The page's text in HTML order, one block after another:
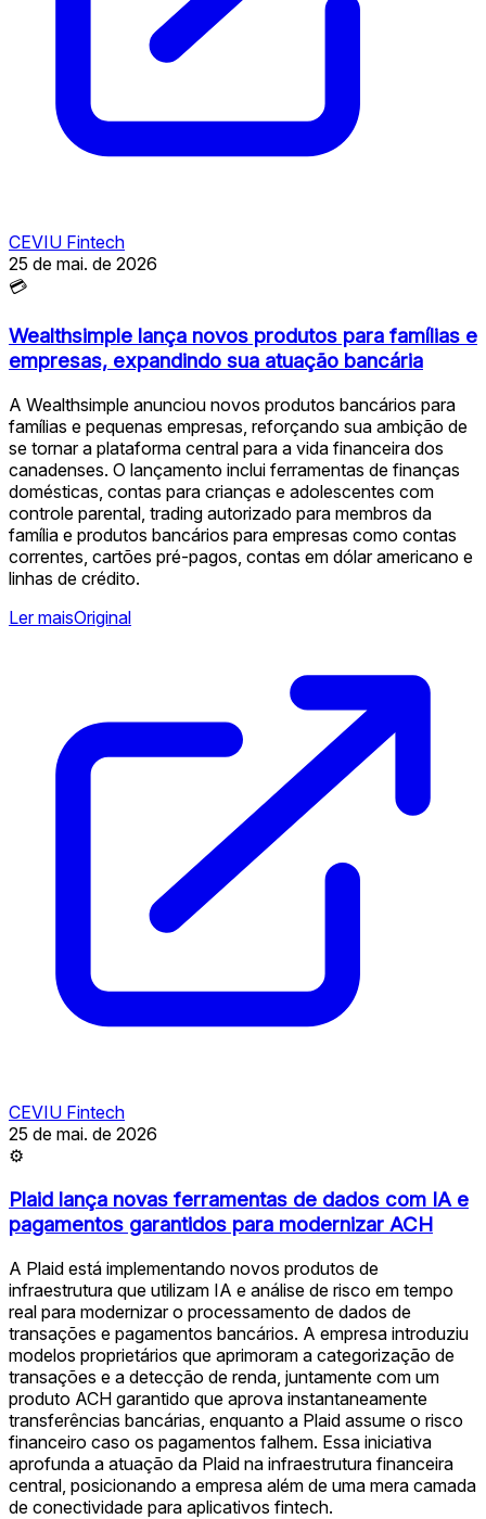
CEVIU Fintech
25 de mai. de 2026
💳
Wealthsimple lança novos produtos para famílias e
empresas, expandindo sua atuação bancária
A Wealthsimple anunciou novos produtos bancários para
famílias e pequenas empresas, reforçando sua ambição de
se tornar a plataforma central para a vida financeira dos
canadenses. O lançamento inclui ferramentas de finanças
domésticas, contas para crianças e adolescentes com
controle parental, trading autorizado para membros da
família e produtos bancários para empresas como contas
correntes, cartões pré-pagos, contas em dólar americano e
linhas de crédito.
Ler maisOriginal
CEVIU Fintech
25 de mai. de 2026
⚙
Plaid lança novas ferramentas de dados com IA e
pagamentos garantidos para modernizar ACH
A Plaid está implementando novos produtos de
infraestrutura que utilizam IA e análise de risco em tempo
real para modernizar o processamento de dados de
transações e pagamentos bancários. A empresa introduziu
modelos proprietários que aprimoram a categorização de
transações e a detecção de renda, juntamente com um
produto ACH garantido que aprova instantaneamente
transferências bancárias, enquanto a Plaid assume o risco
financeiro caso os pagamentos falhem. Essa iniciativa
aprofunda a atuação da Plaid na infraestrutura financeira
central, posicionando a empresa além de uma mera camada
de conectividade para aplicativos fintech.